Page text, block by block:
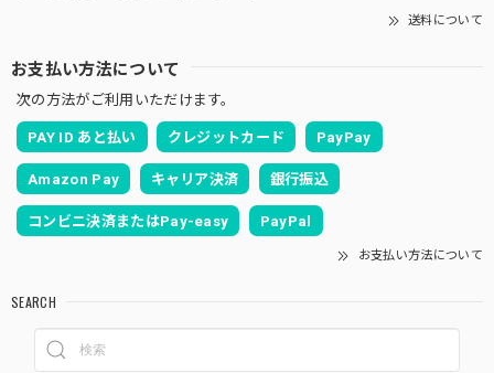
送料について
お支払い方法について
次の方法がご利用いただけます。
PAY ID あと払い クレジットカード PayPay
Amazon Pay キャリア決済 銀行振込
コンビニ決済またはPay-easy PayPal
お支払い方法について
SEARCH